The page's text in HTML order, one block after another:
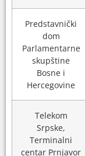
Predstavnički
dom
Parlamentarne
skupštine
Bosne i
Hercegovine
Telekom
Srpske,
Terminalni
centar Prnjavor